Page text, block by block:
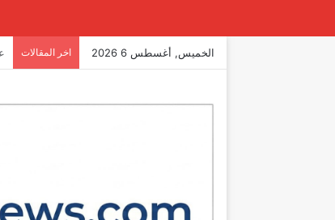
الخميس, أغسطس 6 2026 اخر المقالات